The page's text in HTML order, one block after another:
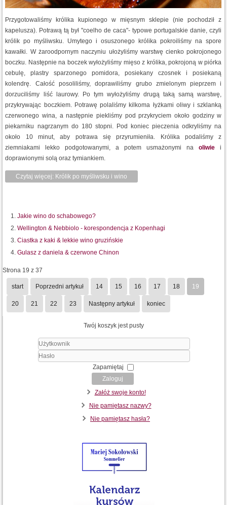
Przygotowaliśmy królika kupionego w mięsnym sklepie (nie pochodził z
kapelusza). Potrawą tą był "coelho de caca"- typowe portugalskie danie, czyli
królik po myśliwsku. Umytego i osuszonego królika pokroiliśmy na spore
kawałki. W żaroodpornym naczyniu ułożyliśmy warstwę cienko pokrojonego
boczku. Następnie na boczek wyłożyliśmy mięso z królika, pokrojoną w piórka
cebulę, plastry sparzonego pomidora, posiekany czosnek i posiekaną
kolendrę. Całość posoliliśmy, doprawiliśmy grubo zmielonym pieprzem i
dorzuciliśmy liść laurowy. Po tym wyłożyliśmy drugą taką samą warstwę,
przykrywając boczkiem. Potrawę polaliśmy kilkoma łyżkami oliwy i szklanką
czerwonego wina, a następnie piekliśmy pod przykryciem około godziny w
piekarniku nagrzanym do 180 stopni. Pod koniec pieczenia odkryliśmy na
około 10 minut, aby potrawa się przyrumieniła. Królika podaliśmy z
ziemniakami lekko podgotowanymi, a potem usmażonymi naoliwie i
doprawionymi solą oraz tymiankiem.
Czytaj więcej: Królik po myśliwsku i wino
Jakie wino do schabowego?
Wellington & Nebbiolo - korespondencja z Kopenhagi
Ciastka z kaki & lekkie wino gruzińskie
Gulasz z daniela & czerwone Chinon
Strona 19 z 37
start Poprzedni artykuł 14 15 16 17 18 19
20 21 22 23 Następny artykuł koniec
Twój koszyk jest pusty
Zapamiętaj
Zaloguj
Załóż swoje konto!
Nie pamiętasz nazwy?
Nie pamiętasz hasła?